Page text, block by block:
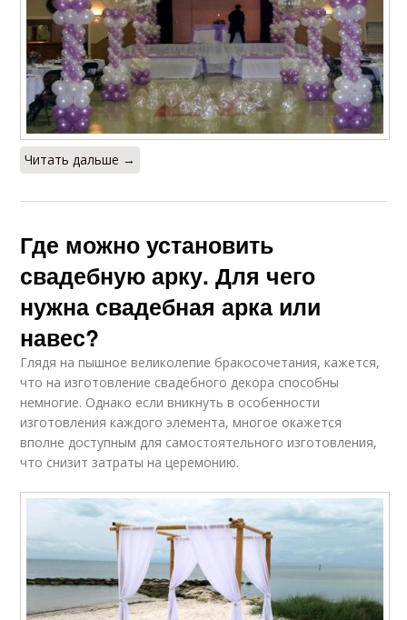
Читать дальше →
Где можно установить
свадебную арку. Для чего
нужна свадебная арка или
навес?
Глядя на пышное великолепие бракосочетания, кажется,
что на изготовление свадебного декора способны
немногие. Однако если вникнуть в особенности
изготовления каждого элемента, многое окажется
вполне доступным для самостоятельного изготовления,
что снизит затраты на церемонию.